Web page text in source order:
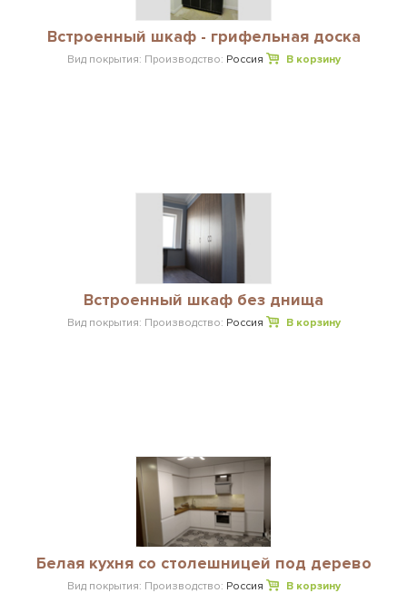
Встроенный шкаф - грифельная доска
Вид покрытия: Производство: Россия В корзину
Встроенный шкаф без днища
Вид покрытия: Производство: Россия В корзину
Белая кухня со столешницей под дерево
Вид покрытия: Производство: Россия В корзину